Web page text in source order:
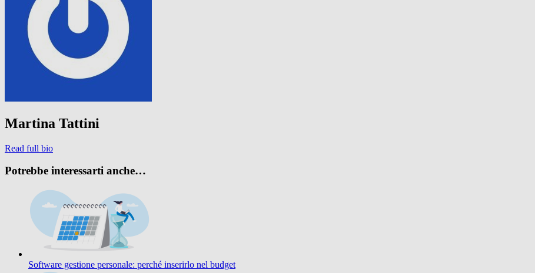
Martina Tattini
Read full bio
Potrebbe interessarti anche…
Software gestione personale: perché inserirlo nel budget